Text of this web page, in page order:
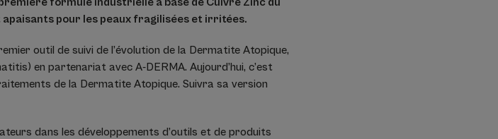
pour les peaux fragilisées et irritées.
outil de suivi de l’évolution de la Dermatite Atopique,
en partenariat avec A-DERMA. Aujourd’hui, c’est
de la Dermatite Atopique. Suivra sa version
dans les développements d’outils et de produits